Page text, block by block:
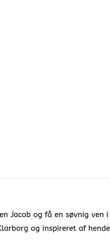
Jacob og få en søvnig
og inspireret af